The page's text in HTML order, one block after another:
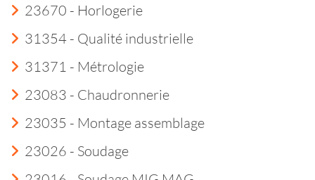
23670 - Horlogerie
31354 - Qualité industrielle
31371 - Métrologie
23083 - Chaudronnerie
23035 - Montage assemblage
23026 - Soudage